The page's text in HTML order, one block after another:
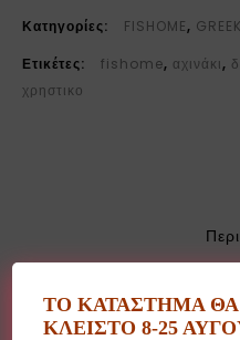
Κατηγορίες:
FISHOME,
Ετικέτες:
fishome, αχινάκι,
χρηστικο
Μπρελόκ μαξιλάρι
ΤΟ ΚΑΤΑΣΤΗΜΑ ΘΑ
ΚΛΕΙΣΤΟ 8-25